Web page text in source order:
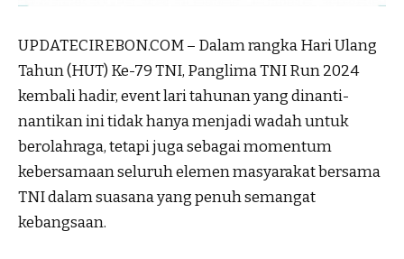
UPDATECIREBON.COM – Dalam rangka Hari Ulang
Tahun (HUT) Ke-79 TNI, Panglima TNI Run 2024
kembali hadir, event lari tahunan yang dinanti-
nantikan ini tidak hanya menjadi wadah untuk
berolahraga, tetapi juga sebagai momentum
kebersamaan seluruh elemen masyarakat bersama
TNI dalam suasana yang penuh semangat
kebangsaan.